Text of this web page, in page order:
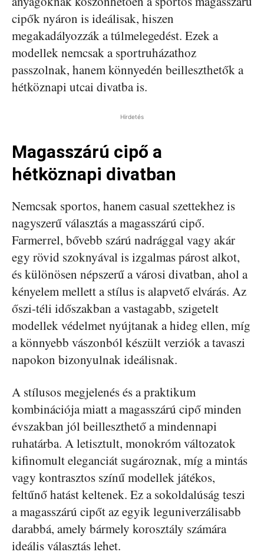
cipők nyáron is ideálisak, hiszen
megakadályozzák a túlmelegedést. Ezek a
modellek nemcsak a sportruházathoz
passzolnak, hanem könnyedén beilleszthetők a
hétköznapi utcai divatba is.
Hirdetés
Magasszárú cipő a
hétköznapi divatban
Nemcsak sportos, hanem casual szettekhez is
nagyszerű választás a magasszárú cipő.
Farmerrel, bővebb szárú nadrággal vagy akár
egy rövid szoknyával is izgalmas párost alkot,
és különösen népszerű a városi divatban, ahol a
kényelem mellett a stílus is alapvető elvárás. Az
őszi-téli időszakban a vastagabb, szigetelt
modellek védelmet nyújtanak a hideg ellen, míg
a könnyebb vászonból készült verziók a tavaszi
napokon bizonyulnak ideálisnak.
A stílusos megjelenés és a praktikum
kombinációja miatt a magasszárú cipő minden
évszakban jól beilleszthető a mindennapi
ruhatárba. A letisztult, monokróm változatok
kifinomult eleganciát sugároznak, míg a mintás
vagy kontrasztos színű modellek játékos,
feltűnő hatást keltenek. Ez a sokoldalúság teszi
a magasszárú cipőt az egyik leguniverzálisabb
darabbá, amely bármely korosztály számára
ideális választás lehet.